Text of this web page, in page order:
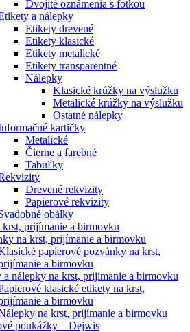
Dvojité oznámenia s fotkou
a nálepky
Etikety drevené
Etikety klasické
Etikety metalické
Etikety transparentné
Nálepky
Klasické krúžky na výslužku
Metalické krúžky na výslužku
Ostatné nálepky
kartičky
Metalické
Čierne a farebné
Tabuľky
Drevené rekvizity
Papierové rekvizity
obálky
prijímanie a birmovku
na krst, prijímanie a birmovku
papierové pozvánky na krst,
a birmovku
a nálepky na krst, prijímanie a birmovku
klasické etikety na krst,
a birmovku
na krst, prijímanie a birmovku
poukážky – Dejwis